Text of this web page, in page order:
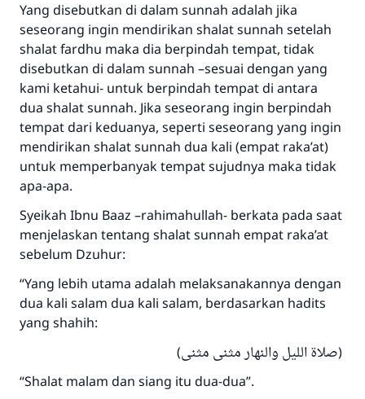
Yang disebutkan di dalam sunnah adalah jika
seseorang ingin mendirikan shalat sunnah setelah
shalat fardhu maka dia berpindah tempat, tidak
disebutkan di dalam sunnah –sesuai dengan yang
kami ketahui- untuk berpindah tempat di antara
dua shalat sunnah. Jika seseorang ingin berpindah
tempat dari keduanya, seperti seseorang yang ingin
mendirikan shalat sunnah dua kali (empat raka’at)
untuk memperbanyak tempat sujudnya maka tidak
apa-apa.
Syeikah Ibnu Baaz –rahimahullah- berkata pada saat
menjelaskan tentang shalat sunnah empat raka’at
sebelum Dzuhur:
“Yang lebih utama adalah melaksanakannya dengan
dua kali salam dua kali salam, berdasarkan hadits
yang shahih:
(صلاة الليل والنهار مثنى مثنى)
“Shalat malam dan siang itu dua-dua”.
Jawaban no. 110845
Bantu kami dalam memberikan jawaban untuk umat
"Siapa yang menunjukkan suatu kebaikan,
sama dengan orang yang melakukannya"